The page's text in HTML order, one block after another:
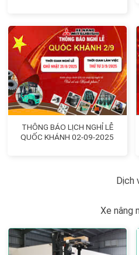
THÔNG BÁO LỊCH NGHỈ LỄ
QUỐC KHÁNH 02-09-2025
Dịch
Xe nâng